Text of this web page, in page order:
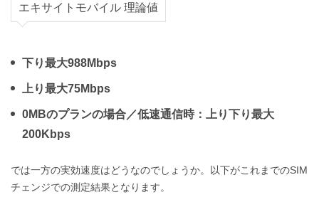
エキサイトモバイル 理論値
下り最大988Mbps
上り最大75Mbps
0MBのプランの場合／低速通信時：上り下り最大
200Kbps
では一方の実効速度はどうなのでしょうか。以下がこれまでのSIM
チェンジでの測定結果となります。